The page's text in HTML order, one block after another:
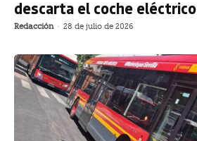
descarta el coche eléctrico
Redacción - 28 de julio de 2026